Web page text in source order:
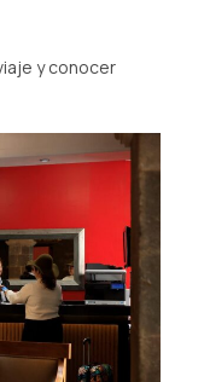
y conocer